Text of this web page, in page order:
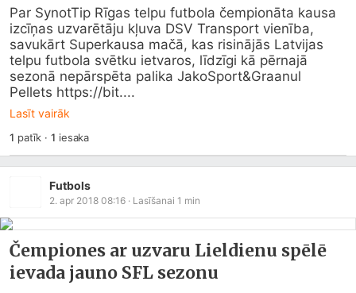
Par SynotTip Rīgas telpu futbola čempionāta kausa
izcīņas uzvarētāju kļuva DSV Transport vienība,
savukārt Superkausa mačā, kas risinājās Latvijas
telpu futbola svētku ietvaros, līdzīgi kā pērnajā
sezonā nepārspēta palika JakoSport&Graanul
Pellets https://bit....
Lasīt vairāk
1 patīk ·1 iesaka
Futbols
2. apr 2018 08:16 · Lasīšanai 1 min
Čempiones ar uzvaru Lieldienu spēlē
ievada jauno SFL sezonu